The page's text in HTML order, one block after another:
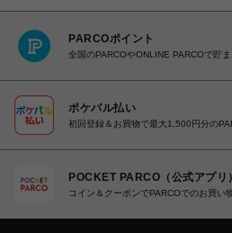
PARCOポイント
全国のPARCOやONLINE PARCOで貯
ポケパル払い
初回登録＆お買物で最大1,500円分の
POCKET PARCO（公式アプリ）
コイン＆クーポンでPARCOでのお買い